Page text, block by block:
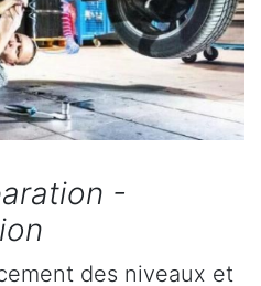
-
des niveaux et